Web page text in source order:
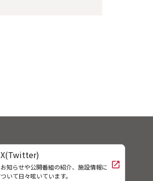
X(Twitter)
お知らせや公開番組の紹介、施設情報に
ついて日々呟いています。
open_in_new